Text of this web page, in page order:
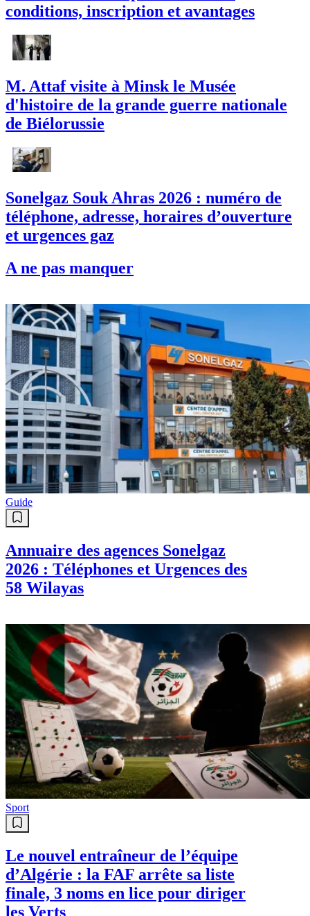
conditions, inscription et avantages
M. Attaf visite à Minsk le Musée
d'histoire de la grande guerre nationale
de Biélorussie
Sonelgaz Souk Ahras 2026 : numéro de
téléphone, adresse, horaires d’ouverture
et urgences gaz
A ne pas manquer
Guide
Annuaire des agences Sonelgaz
2026 : Téléphones et Urgences des
58 Wilayas
Sport
Le nouvel entraîneur de l’équipe
d’Algérie : la FAF arrête sa liste
finale, 3 noms en lice pour diriger
les Verts